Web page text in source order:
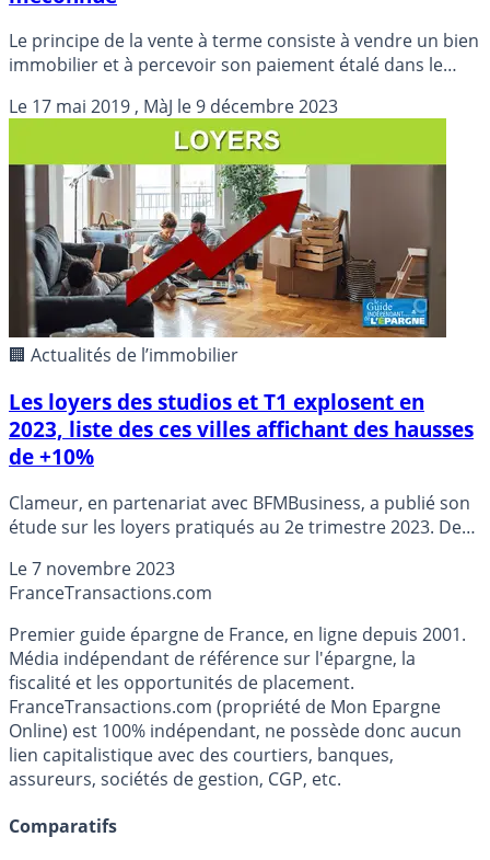
Le principe de la vente à terme consiste à vendre un bien
immobilier et à percevoir son paiement étalé dans le
Le 17 mai 2019, MàJ le9 décembre 2023
🏢 Actualités de l’immobilier
Les loyers des studios et T1 explosent en
2023, liste des ces villes affichant des hausses
de +10%
Clameur, en partenariat avec BFMBusiness, a publié son
étude sur les loyers pratiqués au 2e trimestre 2023. De
étudiants, studios et T1.
Le7 novembre 2023
FranceTransactions.com
Premier guide épargne de France, en ligne depuis 2001.
Média indépendant de référence sur l'épargne, la
fiscalité et les opportunités de placement.
FranceTransactions.com (propriété de Mon Epargne
Online) est 100% indépendant, ne possède donc aucun
lien capitalistique avec des courtiers, banques,
assureurs, sociétés de gestion, CGP, etc.
Comparatifs